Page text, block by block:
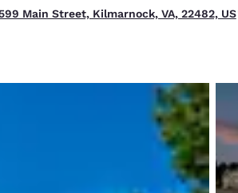
Germany
English
Main Street, Kilmarnock, VA, 22482, US